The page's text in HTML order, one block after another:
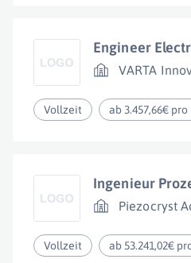
Engineer
VARTA
Vollzeit ab 3.457,66€
Ingenieur
Piezocryst
Vollzeit ab 53.241,02€